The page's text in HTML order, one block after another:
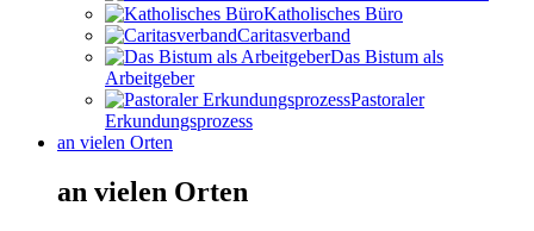
Katholisches Büro
Caritasverband
Das Bistum als
Arbeitgeber
Pastoraler
Erkundungsprozess
an vielen Orten
an vielen Orten